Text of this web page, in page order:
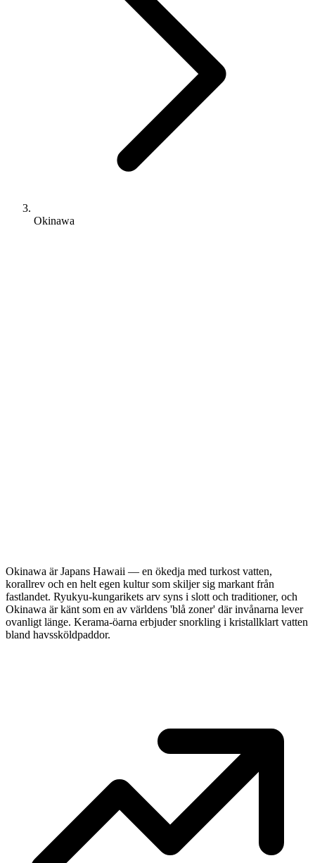
Okinawa
Okinawa är Japans Hawaii — en ökedja med turkost vatten,
korallrev och en helt egen kultur som skiljer sig markant från
fastlandet. Ryukyu-kungarikets arv syns i slott och traditioner, och
Okinawa är känt som en av världens 'blå zoner' där invånarna lever
ovanligt länge. Kerama-öarna erbjuder snorkling i kristallklart vatten
bland havssköldpaddor.